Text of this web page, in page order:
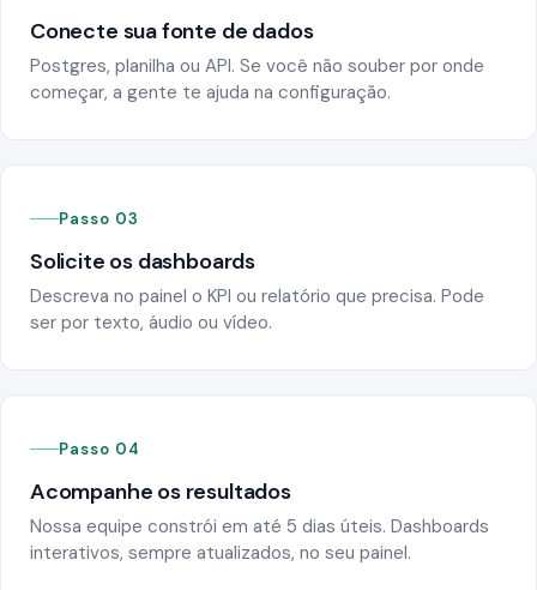
Conecte sua fonte de dados
Postgres, planilha ou API. Se você não souber por onde
começar, a gente te ajuda na configuração.
Passo 03
Solicite os dashboards
Descreva no painel o KPI ou relatório que precisa. Pode
ser por texto, áudio ou vídeo.
Passo 04
Acompanhe os resultados
Nossa equipe constrói em até 5 dias úteis. Dashboards
interativos, sempre atualizados, no seu painel.